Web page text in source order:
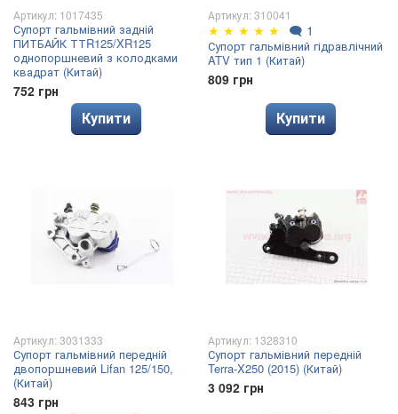
Артикул: 1017435
Супорт гальмівний задній
ПИТБАЙК ТТR125/XR125
однопоршневий з колодками
квадрат (Китай)
752 грн
Купити
Артикул: 310041
★ ★ ★ ★ ★ 🗨 1
Супорт гальмівний гідравлічний
ATV тип 1 (Китай)
809 грн
Купити
Артикул: 3031333
Супорт гальмівний передній
двопоршневий Lifan 125/150,
(Китай)
843 грн
Артикул: 1328310
Супорт гальмівний передній
Terra-X250 (2015) (Китай)
3 092 грн